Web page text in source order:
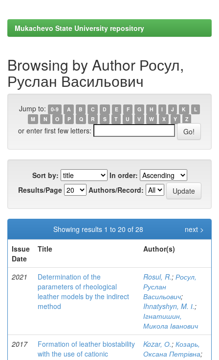
Mukachevo State University repository
Browsing by Author Росул,
Руслан Васильович
Jump to: 0-9 A B C D E F G H I J K
L
M
N O P Q R S T U V W X Y Z
or enter first few letters:
Sort by:
In order:
Results/Page
Authors/Record:
Showing results 1 to 20 of 28
next >
Issue
Date
Title Author(s)
2021
Determination of the
parameters of rheological
leather models by the indirect
method
Rosul, R.; Росул,
Руслан
Васильович;
Ihnatyshyn, M. І.;
Ігнатишин,
Микола Іванович
2017
Formation of leather biostability
with the use of cationic
Kozar, О.; Козарь,
Оксана Петрівна;